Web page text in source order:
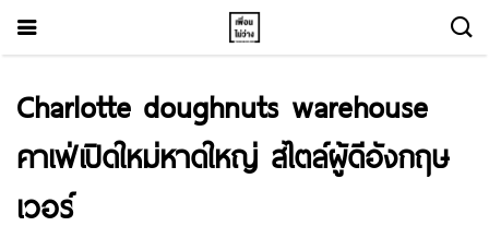
Charlotte doughnuts warehouse
คาเฟ่เปิดใหม่หาดใหญ่ สไตล์ผู้ดีอังกฤษ
เวอร์